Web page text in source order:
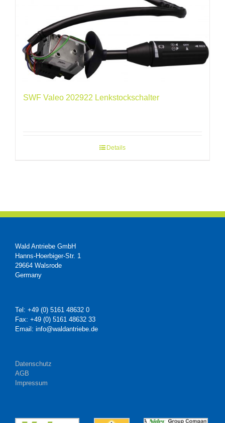
SWF Valeo 202922 Lenkstockschalter
Details
Wald Antriebe GmbH
Hanns-Hoerbiger-Str. 1
29664 Walsrode
Germany
Tel: +49 (0) 5161 48632 0
Fax: +49 (0) 5161 48632 33
Email: info@waldantriebe.de
Datenschutz
AGB
Impressum